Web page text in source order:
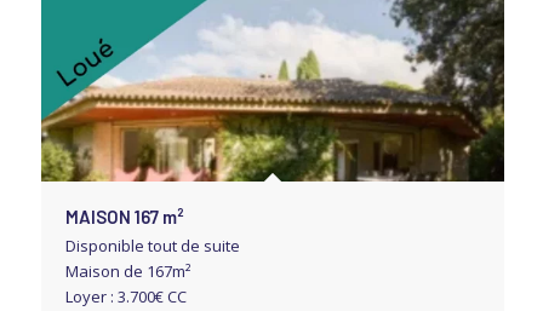
MAISON 167 m²
Disponible tout de suite
Maison de 167m²
Loyer : 3.700€ CC